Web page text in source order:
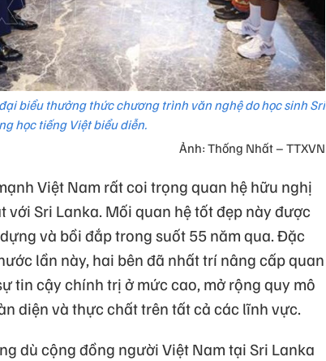
biểu thưởng thức chương trình văn nghệ do học sinh Sri
học tiếng Việt biểu diễn.
Ảnh: Thống Nhất – TTXVN
Việt Nam rất coi trọng quan hệ hữu nghị
Sri Lanka. Mối quan hệ tốt đẹp này được
và bồi đắp trong suốt 55 năm qua. Đặc
lần này, hai bên đã nhất trí nâng cấp quan
tin cậy chính trị ở mức cao, mở rộng quy mô
diện và thực chất trên tất cả các lĩnh vực.
dù cộng đồng người Việt Nam tại Sri Lanka